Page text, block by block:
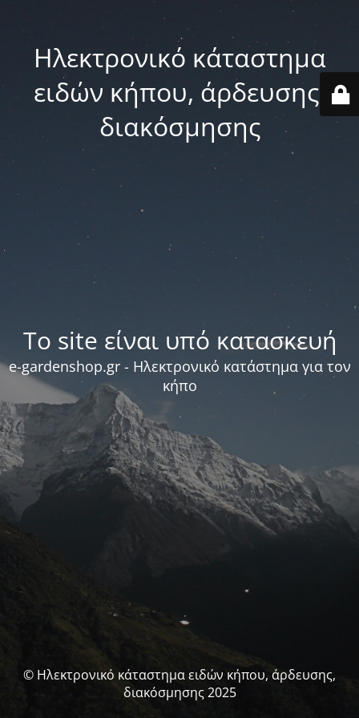
Ηλεκτρονικό κάταστημα
ειδών κήπου, άρδευσης,
διακόσμησης
Το site είναι υπό κατασκευή
e-gardenshop.gr - Ηλεκτρονικό κατάστημα για τον
κήπο
© Ηλεκτρονικό κάταστημα ειδών κήπου, άρδευσης,
διακόσμησης 2025